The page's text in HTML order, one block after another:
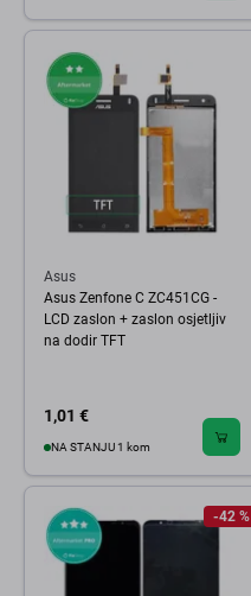
Asus
Asus Zenfone C ZC451CG -
LCD zaslon + zaslon osjetljiv
na dodir TFT
1,01 €
NA STANJU 1 kom
-42 %